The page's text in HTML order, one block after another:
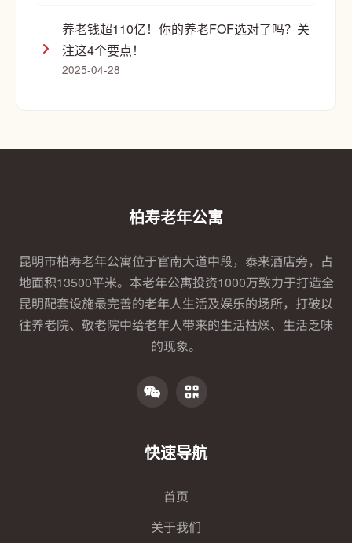
养老钱超110亿！你的养老FOF选对了吗？关
注这4个要点！
2025-04-28
柏寿老年公寓
昆明市柏寿老年公寓位于官南大道中段，泰来酒店旁，占
地面积13500平米。本老年公寓投资1000万致力于打造全
昆明配套设施最完善的老年人生活及娱乐的场所，打破以
往养老院、敬老院中给老年人带来的生活枯燥、生活乏味
的现象。
快速导航
首页
关于我们